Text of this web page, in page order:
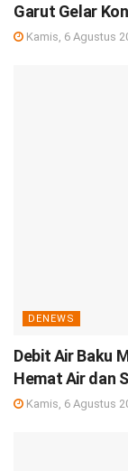
Garut Gelar
Kamis, 6 Agustus
DENEWS
Debit Air Baku
Hemat Air dan
Kamis, 6 Agustus